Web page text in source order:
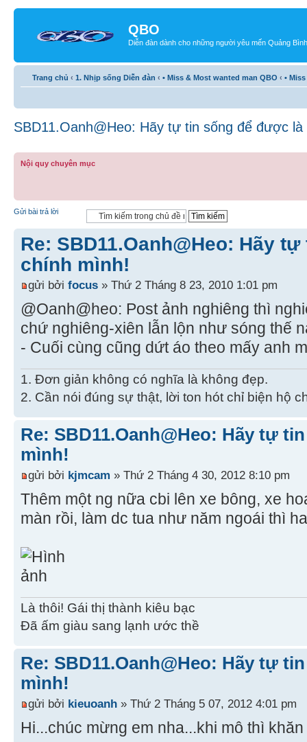
QBO
Diễn đàn dành cho những người yêu mến Quảng Bình
Trang chủ ‹ 1. Nhịp sống Diễn đàn ‹ • Miss & Most wanted man QBO ‹ •
SBD11.Oanh@Heo: Hãy tự tin sống để được
Nội quy chuyên mục
Gửi bài trả lời
Re: SBD11.Oanh@Heo: Hãy
chính mình!
gửi bởi focus » Thứ 2 Tháng 8 23, 2010 1:01 pm
@Oanh@heo: Post ảnh nghiêng thì
chứ nghiêng-xiên lẫn lộn như sóng thế
- Cuối cùng cũng dứt áo theo mấy anh
1. Đơn giản không có nghĩa là không đẹp.
2. Cần nói đúng sự thật, lời ton hót chỉ biện hộ
Re: SBD11.Oanh@Heo: Hãy tự
mình!
gửi bởi kjmcam » Thứ 2 Tháng 4 30, 2012 8:10 pm
Thêm một ng nữa cbi lên xe bông, xe
màn rồi, làm dc tua như năm ngoái thì
Là thôi! Gái thị thành kiêu bạc
Đã ấm giàu sang lạnh ước thề
Re: SBD11.Oanh@Heo: Hãy tự
mình!
gửi bởi kieuoanh » Thứ 2 Tháng 5 07, 2012 4:01 pm
Hi...chúc mừng em nha...khi mô thì